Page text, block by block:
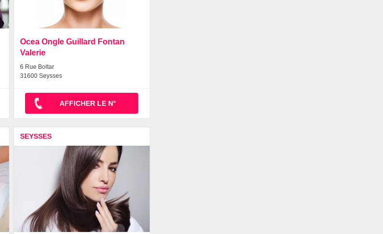
Ocea Ongle Guillard Fontan
Valerie
6 Rue Boltar
31600 Seysses
AFFICHER LE N°
SEYSSES